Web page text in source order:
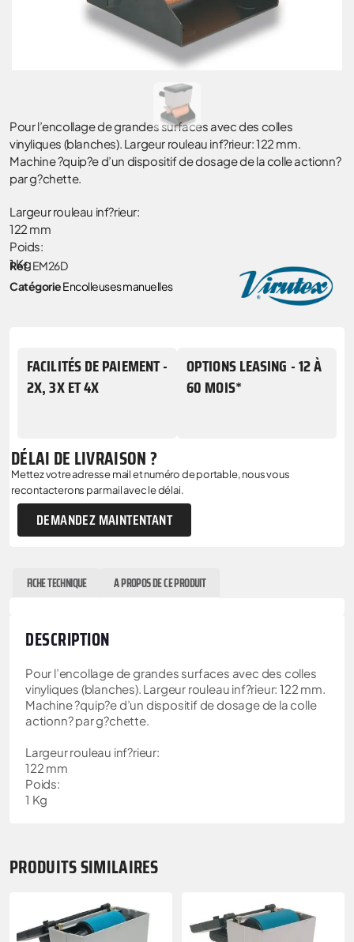
Pour l’encollage de grandes surfaces avec des colles
vinyliques (blanches). Largeur rouleau inf?rieur: 122 mm.
Machine ?quip?e d’un dispositif de dosage de la colle actionn?
par g?chette.
Largeur rouleau inf?rieur:
122 mm
Poids:
1 Kg
Réf.EM26D
CatégorieEncolleuses manuelles
FACILITÉS DE PAIEMENT -
2X, 3X ET 4X
OPTIONS LEASING - 12 À
60 MOIS*
DÉLAI DE LIVRAISON ?
Mettez votre adresse mail et numéro de portable, nous vous
recontacterons par mail avec le délai.
DEMANDEZ MAINTENTANT
FICHE TECHNIQUE A PROPOS DE CE PRODUIT
DESCRIPTION
Pour l’encollage de grandes surfaces avec des colles
vinyliques (blanches). Largeur rouleau inf?rieur: 122 mm.
Machine ?quip?e d’un dispositif de dosage de la colle
actionn? par g?chette.
Largeur rouleau inf?rieur:
122 mm
Poids:
1 Kg
PRODUITS SIMILAIRES